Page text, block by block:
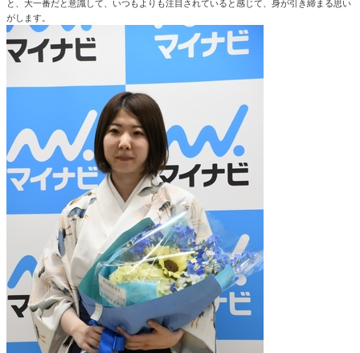
と、大一番だと意識して、いつもよりも注目されていると感じて、身が引き締まる思い
がします。